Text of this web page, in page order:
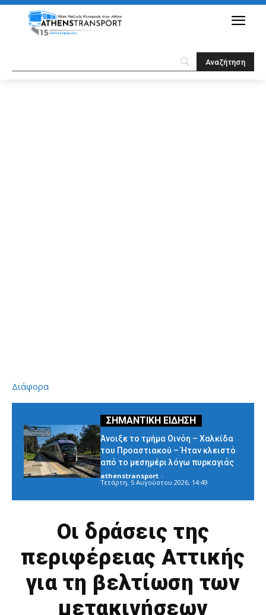
Διάφορα
Άνοιξε το τμήμα Οινόη – Χαλκίδα
του Προαστιακού – Ήταν κλειστό
από το μεσημέρι λόγω πυρκαγιάς
athenstransport -
Τετάρτη, 5 Αυγούστου 2026, 14:49
Οι δράσεις της
περιφέρειας Αττικής
για τη βελτίωση των
μετακινήσεων